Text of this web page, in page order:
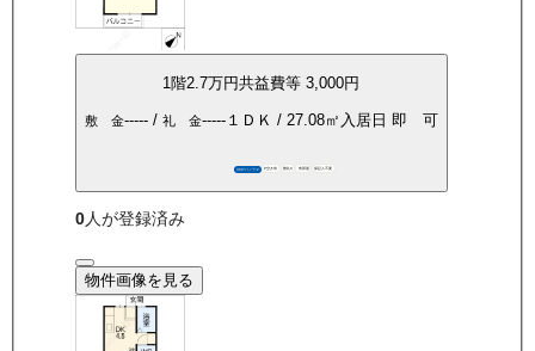
1 階2.7万円共益費等 3,000円
敷 金-----/ 礼 金-----１ＤＫ / 27.08㎡ 入居日 即 可
360°パノラマ P空き有 敷礼0 角部屋 保証人不要
0人が登録済み
物件画像を見る